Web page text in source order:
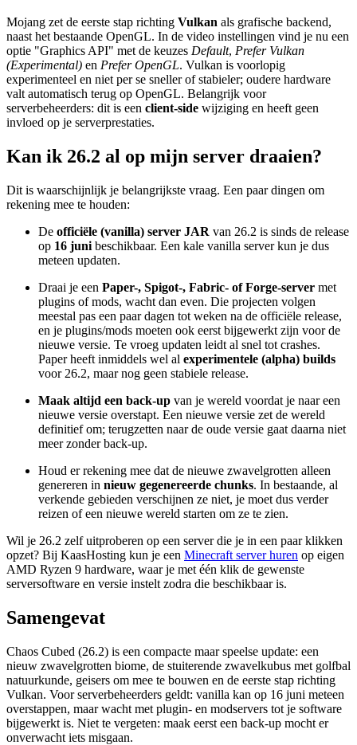
Mojang zet de eerste stap richting Vulkan als grafische backend,
naast het bestaande OpenGL. In de video instellingen vind je nu een
optie "Graphics API" met de keuzes Default, Prefer Vulkan
(Experimental) en Prefer OpenGL. Vulkan is voorlopig
experimenteel en niet per se sneller of stabieler; oudere hardware
valt automatisch terug op OpenGL. Belangrijk voor
serverbeheerders: dit is een client-side wijziging en heeft geen
invloed op je serverprestaties.
Kan ik 26.2 al op mijn server draaien?
Dit is waarschijnlijk je belangrijkste vraag. Een paar dingen om
rekening mee te houden:
De officiële (vanilla) server JAR van 26.2 is sinds de release
op 16 juni beschikbaar. Een kale vanilla server kun je dus
meteen updaten.
Draai je een Paper-, Spigot-, Fabric- of Forge-server met
plugins of mods, wacht dan even. Die projecten volgen
meestal pas een paar dagen tot weken na de officiële release,
en je plugins/mods moeten ook eerst bijgewerkt zijn voor de
nieuwe versie. Te vroeg updaten leidt al snel tot crashes.
Paper heeft inmiddels wel al experimentele (alpha) builds
voor 26.2, maar nog geen stabiele release.
Maak altijd een back-up van je wereld voordat je naar een
nieuwe versie overstapt. Een nieuwe versie zet de wereld
definitief om; terugzetten naar de oude versie gaat daarna niet
meer zonder back-up.
Houd er rekening mee dat de nieuwe zwavelgrotten alleen
genereren in nieuw gegenereerde chunks. In bestaande, al
verkende gebieden verschijnen ze niet, je moet dus verder
reizen of een nieuwe wereld starten om ze te zien.
Wil je 26.2 zelf uitproberen op een server die je in een paar klikken
opzet? Bij KaasHosting kun je een Minecraft server huren op eigen
AMD Ryzen 9 hardware, waar je met één klik de gewenste
serversoftware en versie instelt zodra die beschikbaar is.
Samengevat
Chaos Cubed (26.2) is een compacte maar speelse update: een
nieuw zwavelgrotten biome, de stuiterende zwavelkubus met golfbal
natuurkunde, geisers om mee te bouwen en de eerste stap richting
Vulkan. Voor serverbeheerders geldt: vanilla kan op 16 juni meteen
overstappen, maar wacht met plugin- en modservers tot je software
bijgewerkt is. Niet te vergeten: maak eerst een back-up mocht er
onverwacht iets misgaan.